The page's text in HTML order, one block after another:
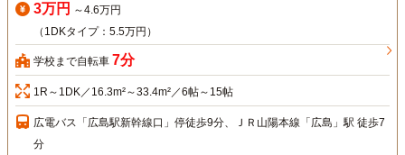
3万円 ～4.6万円
（1DKタイプ：5.5万円）
学校まで自転車 7分
1R～1DK／16.3m²～33.4m²／6帖～15帖
広電バス「広島駅新幹線口」停徒歩9分、ＪＲ山陽本線「広島」駅 徒歩7
分